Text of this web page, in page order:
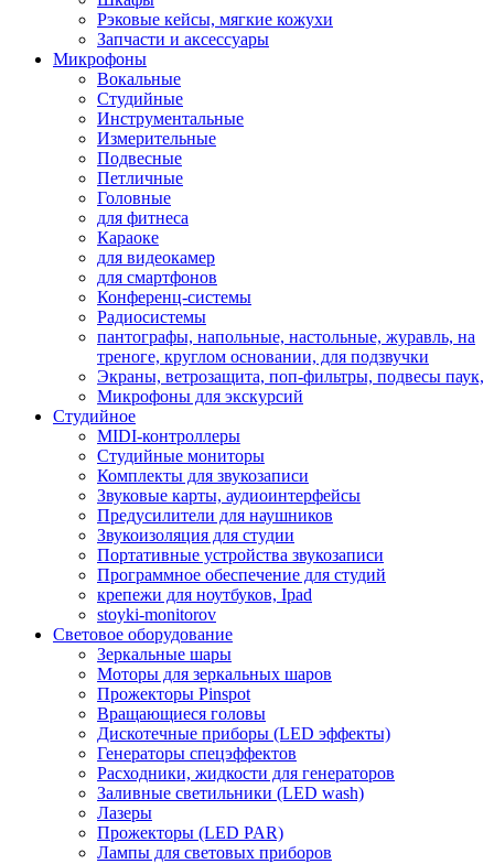
Рэковые кейсы, мягкие кожухи
Запчасти и аксессуары
Микрофоны
Вокальные
Студийные
Инструментальные
Измерительные
Подвесные
Петличные
Головные
для фитнеса
Караоке
для видеокамер
для смартфонов
Конференц-системы
Радиосистемы
пантографы, напольные, настольные, журавль, на
треноге, круглом основании, для подзвучки
Экраны, ветрозащита, поп-фильтры, подвесы паук,
Микрофоны для экскурсий
Студийное
MIDI-контроллеры
Студийные мониторы
Комплекты для звукозаписи
Звуковые карты, аудиоинтерфейсы
Предусилители для наушников
Звукоизоляция для студии
Портативные устройства звукозаписи
Программное обеспечение для студий
крепежи для ноутбуков, Ipad
stoyki-monitorov
Световое оборудование
Зеркальные шары
Моторы для зеркальных шаров
Прожекторы Pinspot
Вращающиеся головы
Дискотечные приборы (LED эффекты)
Генераторы спецэффектов
Расходники, жидкости для генераторов
Заливные светильники (LED wash)
Лазеры
Прожекторы (LED PAR)
Лампы для световых приборов